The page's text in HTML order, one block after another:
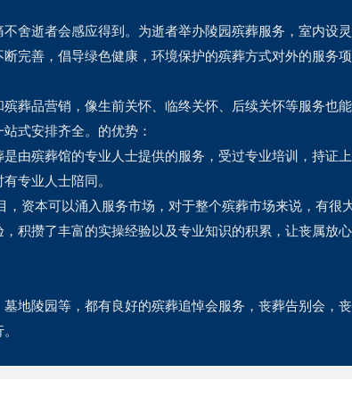
舍逝者会感应得到。为逝者举办陵园殡葬服务，室内设
完善，倡导绿色健康，环境保护的殡葬方式对外的服务
葬品营销，像生前关怀、临终关怀、后续关怀等服务也
式安排齐全。的优势：
由殡葬馆的专业人士提供的服务，受过专业培训，持证
专业人士陪同。
资本可以涌入服务市场，对于整个殡葬市场来说，有很
积攒了丰富的实操经验以及专业知识的积累，让丧属放
地陵园等，都有良好的殡葬追悼会服务，丧葬告别会，